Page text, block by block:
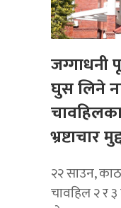
जग्गाधनी
घुस लिने
भ्रष्टाचार
२२ साउन,
चावहिल २ र